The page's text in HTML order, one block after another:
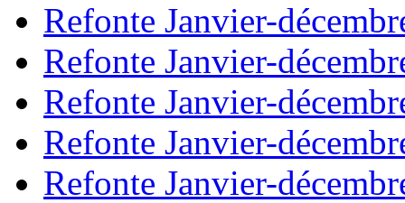
Refonte Janvier-
Refonte Janvier-
Refonte Janvier-
Refonte Janvier-
Refonte Janvier-